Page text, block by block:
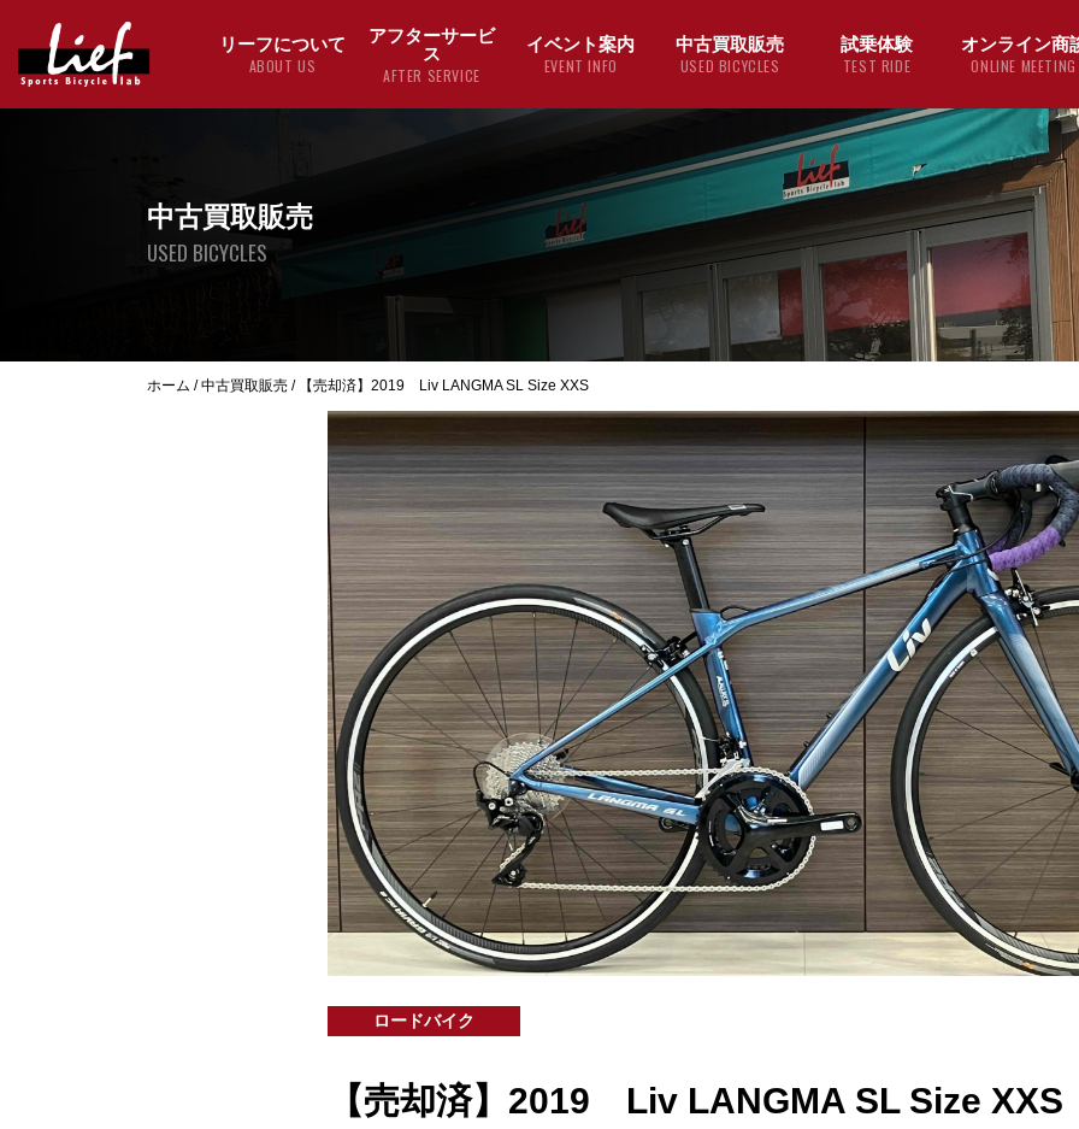
リーフについて
ABOUT US
アフターサービ
ス
AFTER SERVICE
イベント案内
EVENT INFO
中古買取販売
USED BICYCLES
試乗体験
TEST RIDE
オンライン商
ONLINE MEETING
中古買取販売
USED BICYCLES
ホーム /中古買取販売 / 【売却済】2019 Liv LANGMA SL Size XXS
ロードバイク
【売却済】2019 Liv LANGMA SL Size XXS